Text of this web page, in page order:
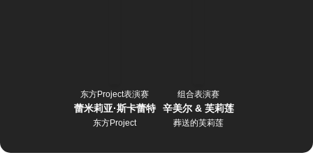
东方Project表演赛
蕾米莉亚·斯卡蕾特
东方Project
组合表演赛
辛美尔 & 芙莉莲
葬送的芙莉莲